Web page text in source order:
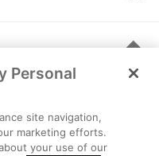
ルート
を見る
Personal
site navigation,
marketing efforts.
your use of our